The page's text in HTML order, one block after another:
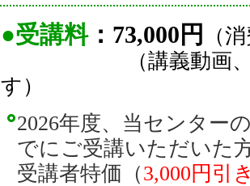
●受講料：73,000円
（
（講義動画、添削
す）
2026年度、当センター
でにご受講いただいた
受講者特価（3,000円引